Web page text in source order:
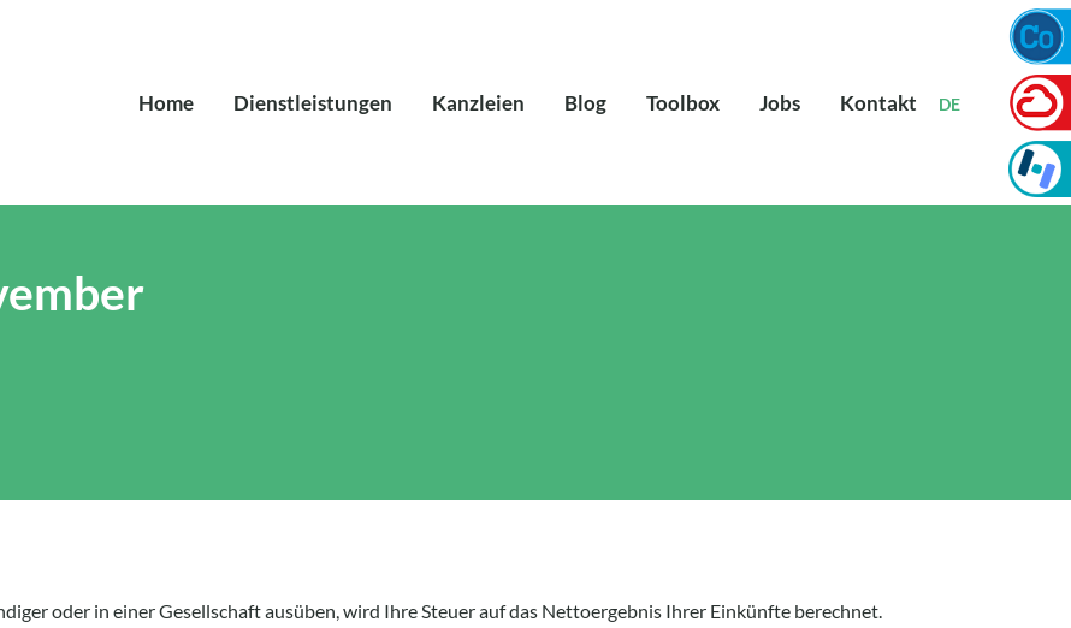
Home Dienstleistungen Kanzleien Blog Toolbox Jobs Kontakt DE
oder in einer Gesellschaft ausüben, wird Ihre Steuer auf das Nettoergebnis Ihrer Einkünfte berechnet.